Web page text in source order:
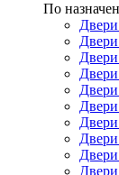
По